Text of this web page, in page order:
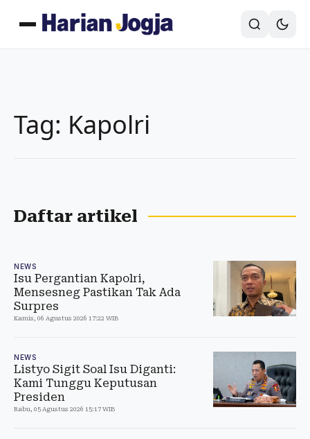
Tag: Kapolri
Daftar artikel
NEWS
Isu Pergantian Kapolri,
Mensesneg Pastikan Tak Ada
Surpres
Kamis, 06 Agustus 2026 17:22 WIB
NEWS
Listyo Sigit Soal Isu Diganti:
Kami Tunggu Keputusan
Presiden
Rabu, 05 Agustus 2026 15:17 WIB